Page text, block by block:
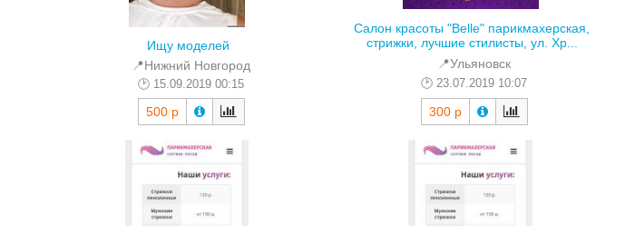
Ищу моделей
📍Нижний Новгород
15.09.2019 00:15
500 р
Салон красоты "Belle" парикмахерская,
стрижки, лучшие стилисты, ул. Хр...
📍Ульяновск
23.07.2019 10:07
300 р